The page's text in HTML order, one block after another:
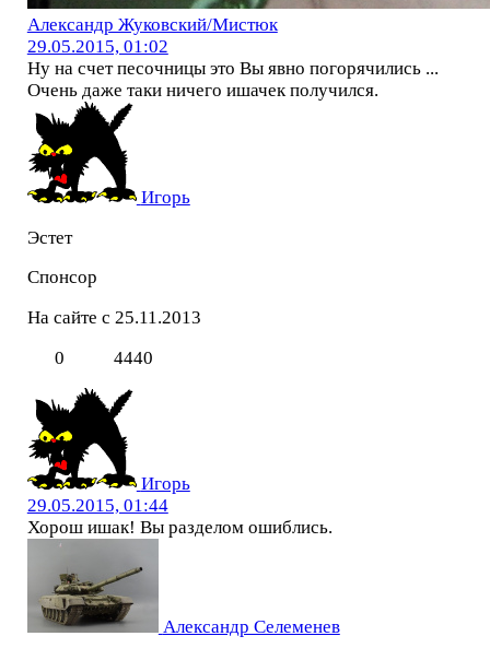
Александр Жуковский/Мистюк
29.05.2015, 01:02
Ну на счет песочницы это Вы явно погорячились ...
Очень даже таки ничего ишачек получился.
Игорь
Эстет
Спонсор
На сайте с 25.11.2013
0
4440
Игорь
29.05.2015, 01:44
Хорош ишак! Вы разделом ошиблись.
Александр Селеменев